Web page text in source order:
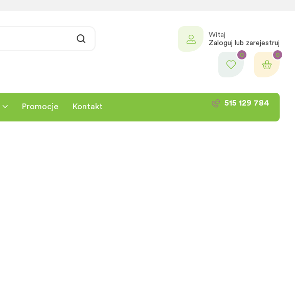
Witaj
Zaloguj lub zarejestruj
0 0
Promocje Kontakt 515 129 784